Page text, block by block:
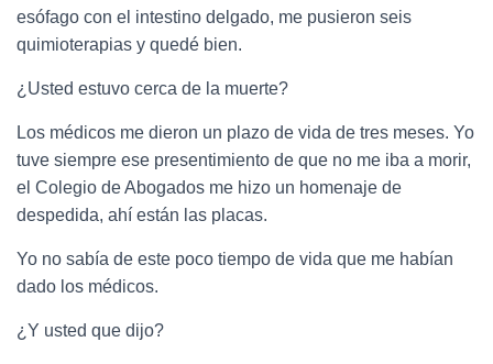
esófago con el intestino delgado, me pusieron seis
quimioterapias y quedé bien.
¿Usted estuvo cerca de la muerte?
Los médicos me dieron un plazo de vida de tres meses. Yo
tuve siempre ese presentimiento de que no me iba a morir,
el Colegio de Abogados me hizo un homenaje de
despedida, ahí están las placas.
Yo no sabía de este poco tiempo de vida que me habían
dado los médicos.
¿Y usted que dijo?